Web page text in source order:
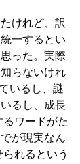
けれど、訳
一するとい
った。実際
らないけれ
いるし、謎
るし、成長
ワードがた
が現実なん
れるという